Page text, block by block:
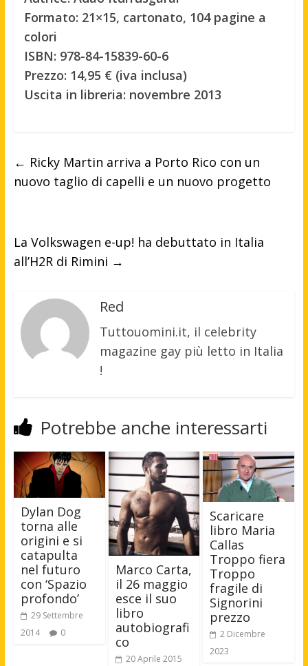
Formato: 21×15, cartonato, 104 pagine a
colori
ISBN: 978-84-15839-60-6
Prezzo: 14,95 € (iva inclusa)
Uscita in libreria: novembre 2013
← Ricky Martin arriva a Porto Rico con un
nuovo taglio di capelli e un nuovo progetto
La Volkswagen e-up! ha debuttato in Italia
all’H2R di Rimini →
Red
Tuttouomini.it, il celebrity
magazine gay più letto in Italia
!
Potrebbe anche interessarti
Dylan Dog
torna alle
origini e si
catapulta
nel futuro
con ‘Spazio
profondo’
29 Settembre
2014
0
Marco Carta,
il 26 maggio
esce il suo
libro
autobiografi
co
20 Aprile 2015
Scaricare
libro Maria
Callas
Troppo fiera
Troppo
fragile di
Signorini
prezzo
2 Dicembre
2023